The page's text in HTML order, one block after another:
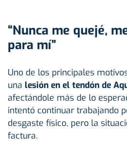
“Nunca me quejé,
para mí”
Uno de los principales
una lesión en el tendón de
afectándole más de lo
intentó continuar trabajando
desgaste físico, pero la
factura.